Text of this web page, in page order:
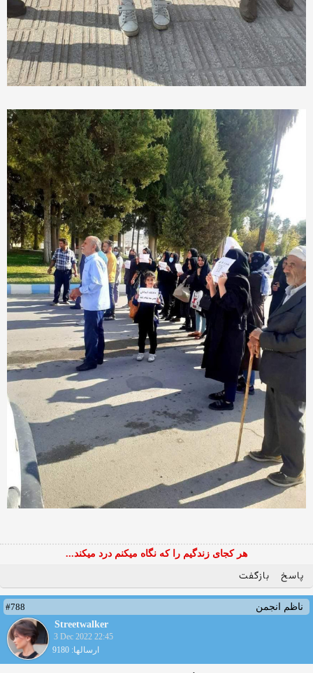
هر کجای زندگیم را که نگاه میکنم درد میکند...
پاسخ بازگفت
ناظم انجمن
#788
Streetwalker
3 Dec 2022 22:45
ارسالها: 9180